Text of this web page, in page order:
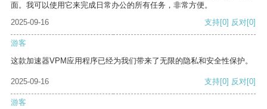
面。我可以使用它来完成日常办公的所有任务，非常方便。
2025-09-16
支持[0] 反对[0]
游客
这款加速器VPM应用程序已经为我们带来了无限的隐私和安全性保护。
2025-09-16 支持[0] 反对[0]
游客